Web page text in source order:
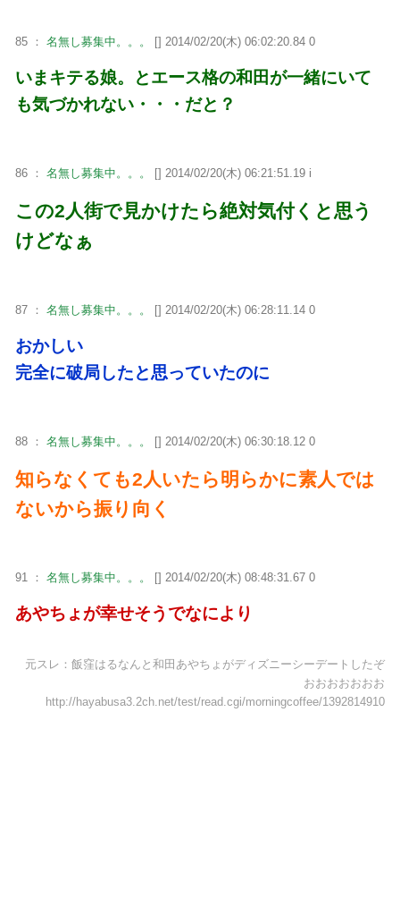
85 ： 名無し募集中。。。 [] 2014/02/20(木) 06:02:20.84 0
いまキテる娘。とエース格の和田が一緒にいて
も気づかれない・・・だと？
86 ： 名無し募集中。。。 [] 2014/02/20(木) 06:21:51.19 i
この2人街で見かけたら絶対気付くと思う
けどなぁ
87 ： 名無し募集中。。。 [] 2014/02/20(木) 06:28:11.14 0
おかしい
完全に破局したと思っていたのに
88 ： 名無し募集中。。。 [] 2014/02/20(木) 06:30:18.12 0
知らなくても2人いたら明らかに素人では
ないから振り向く
91 ： 名無し募集中。。。 [] 2014/02/20(木) 08:48:31.67 0
あやちょが幸せそうでなにより
元スレ：飯窪はるなんと和田あやちょがディズニーシーデートしたぞ
おおおおおおお
http://hayabusa3.2ch.net/test/read.cgi/morningcoffee/1392814910